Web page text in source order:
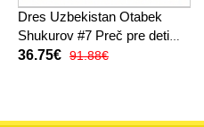
Dres Uzbekistan Otabek
Shukurov #7 Preč pre deti
MS 2026 Krátky Rukáv (+
36.75€ 91.88€